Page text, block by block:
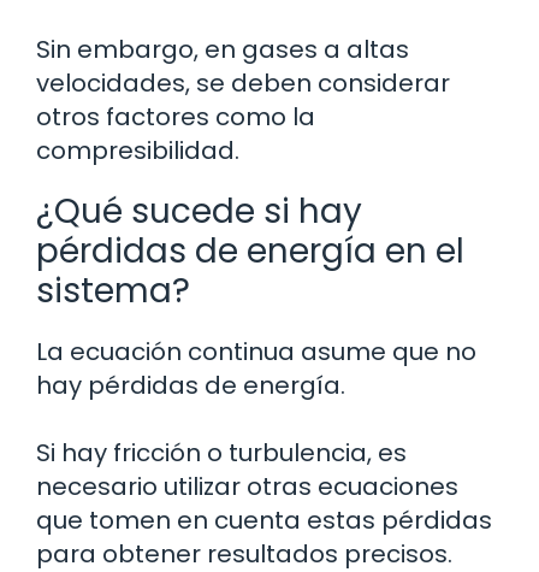
Sin embargo, en gases a altas
velocidades, se deben considerar
otros factores como la
compresibilidad.
¿Qué sucede si hay
pérdidas de energía en el
sistema?
La ecuación continua asume que no
hay pérdidas de energía.
Si hay fricción o turbulencia, es
necesario utilizar otras ecuaciones
que tomen en cuenta estas pérdidas
para obtener resultados precisos.